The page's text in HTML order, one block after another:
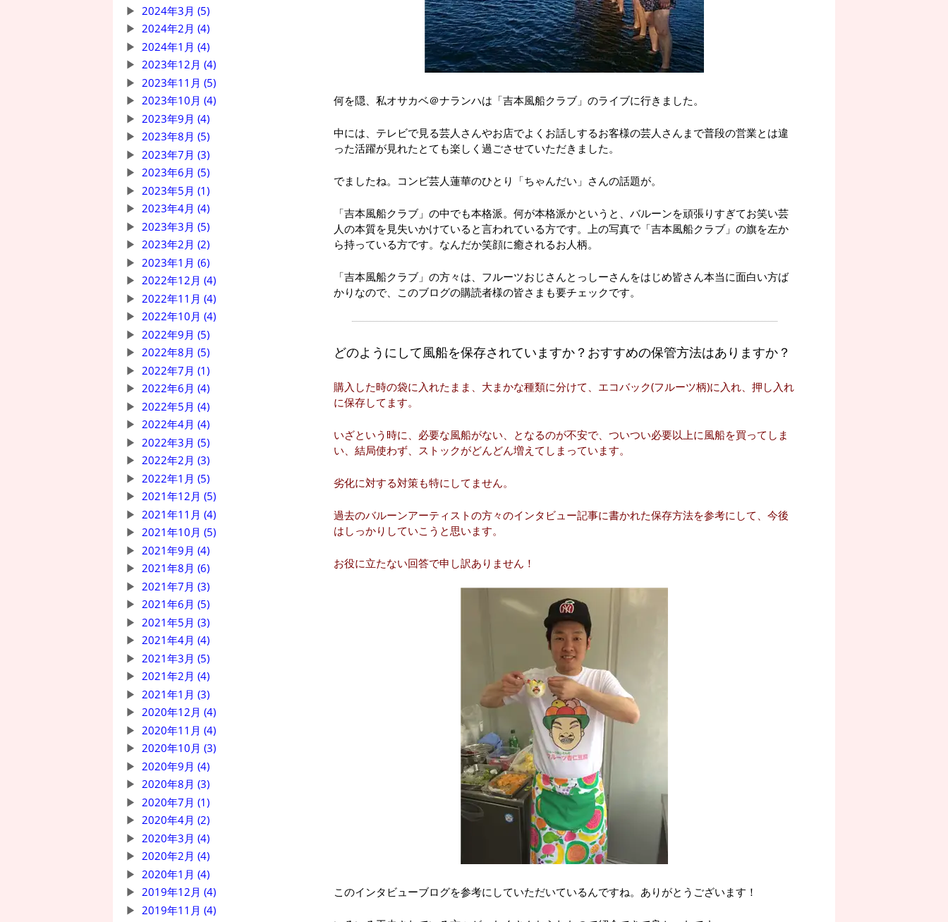
2024年3月 (5)
2024年2月 (4)
2024年1月 (4)
2023年12月 (4)
2023年11月 (5)
2023年10月 (4)
2023年9月 (4)
2023年8月 (5)
2023年7月 (3)
2023年6月 (5)
2023年5月 (1)
2023年4月 (4)
2023年3月 (5)
2023年2月 (2)
2023年1月 (6)
2022年12月 (4)
2022年11月 (4)
2022年10月 (4)
2022年9月 (5)
2022年8月 (5)
2022年7月 (1)
2022年6月 (4)
2022年5月 (4)
2022年4月 (4)
2022年3月 (5)
2022年2月 (3)
2022年1月 (5)
2021年12月 (5)
2021年11月 (4)
2021年10月 (5)
2021年9月 (4)
2021年8月 (6)
2021年7月 (3)
2021年6月 (5)
2021年5月 (3)
2021年4月 (4)
2021年3月 (5)
2021年2月 (4)
2021年1月 (3)
2020年12月 (4)
2020年11月 (4)
2020年10月 (3)
2020年9月 (4)
2020年8月 (3)
2020年7月 (1)
2020年4月 (2)
2020年3月 (4)
2020年2月 (4)
2020年1月 (4)
2019年12月 (4)
2019年11月 (4)
何を隠、私オサカベ＠ナランハは「吉本風船クラブ」のライブに行きました。
中には、テレビで見る芸人さんやお店でよくお話しするお客様の芸人さんまで普段の営業とは違
った活躍が見れたとても楽しく過ごさせていただきました。
でましたね。コンビ芸人蓮華のひとり「ちゃんだい」さんの話題が。
「吉本風船クラブ」の中でも本格派。何が本格派かというと、バルーンを頑張りすぎてお笑い芸
人の本質を見失いかけていると言われている方です。上の写真で「吉本風船クラブ」の旗を左か
ら持っている方です。なんだか笑顔に癒されるお人柄。
「吉本風船クラブ」の方々は、フルーツおじさんとっしーさんをはじめ皆さん本当に面白い方ば
かりなので、このブログの購読者様の皆さまも要チェックです。
どのようにして風船を保存されていますか？おすすめの保管方法はありますか？
購入した時の袋に入れたまま、大まかな種類に分けて、エコバック(フルーツ柄)に入れ、押し入れ
に保存してます。
いざという時に、必要な風船がない、となるのが不安で、ついつい必要以上に風船を買ってしま
い、結局使わず、ストックがどんどん増えてしまっています。
劣化に対する対策も特にしてません。
過去のバルーンアーティストの方々のインタビュー記事に書かれた保存方法を参考にして、今後
はしっかりしていこうと思います。
お役に立たない回答で申し訳ありません！
このインタビューブログを参考にしていただいているんですね。ありがとうございます！